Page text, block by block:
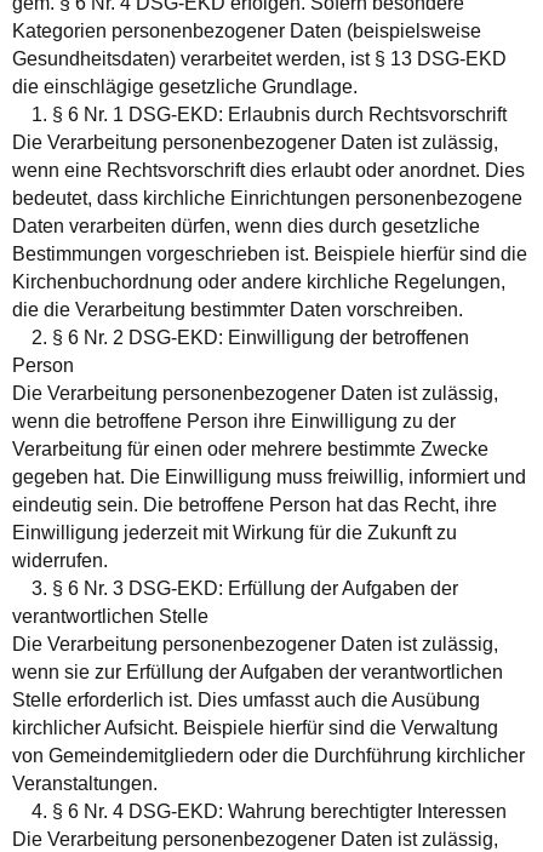
Kategorien personenbezogener Daten (beispielsweise
Gesundheitsdaten) verarbeitet werden, ist § 13 DSG-EKD
die einschlägige gesetzliche Grundlage.
1. § 6 Nr. 1 DSG-EKD: Erlaubnis durch Rechtsvorschrift
Die Verarbeitung personenbezogener Daten ist zulässig,
wenn eine Rechtsvorschrift dies erlaubt oder anordnet. Dies
bedeutet, dass kirchliche Einrichtungen personenbezogene
Daten verarbeiten dürfen, wenn dies durch gesetzliche
Bestimmungen vorgeschrieben ist. Beispiele hierfür sind die
Kirchenbuchordnung oder andere kirchliche Regelungen,
die die Verarbeitung bestimmter Daten vorschreiben.
2. § 6 Nr. 2 DSG-EKD: Einwilligung der betroffenen
Person
Die Verarbeitung personenbezogener Daten ist zulässig,
wenn die betroffene Person ihre Einwilligung zu der
Verarbeitung für einen oder mehrere bestimmte Zwecke
gegeben hat. Die Einwilligung muss freiwillig, informiert und
eindeutig sein. Die betroffene Person hat das Recht, ihre
Einwilligung jederzeit mit Wirkung für die Zukunft zu
widerrufen.
3. § 6 Nr. 3 DSG-EKD: Erfüllung der Aufgaben der
verantwortlichen Stelle
Die Verarbeitung personenbezogener Daten ist zulässig,
wenn sie zur Erfüllung der Aufgaben der verantwortlichen
Stelle erforderlich ist. Dies umfasst auch die Ausübung
kirchlicher Aufsicht. Beispiele hierfür sind die Verwaltung
von Gemeindemitgliedern oder die Durchführung kirchlicher
Veranstaltungen.
4. § 6 Nr. 4 DSG-EKD: Wahrung berechtigter Interessen
Die Verarbeitung personenbezogener Daten ist zulässig,